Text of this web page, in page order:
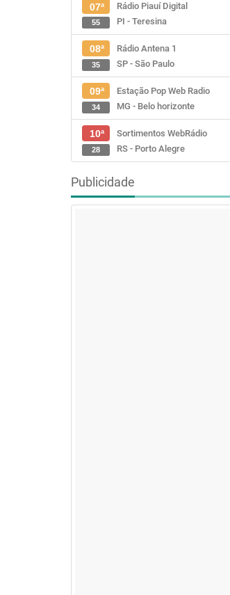
07ª
Rádio Piauí Digital
PI - Teresina
55
08ª
Rádio Antena 1
SP - São Paulo
35
09ª
Estação Pop Web Radio
MG - Belo horizonte
34
10ª
Sortimentos WebRádio
RS - Porto Alegre
28
Publicidade